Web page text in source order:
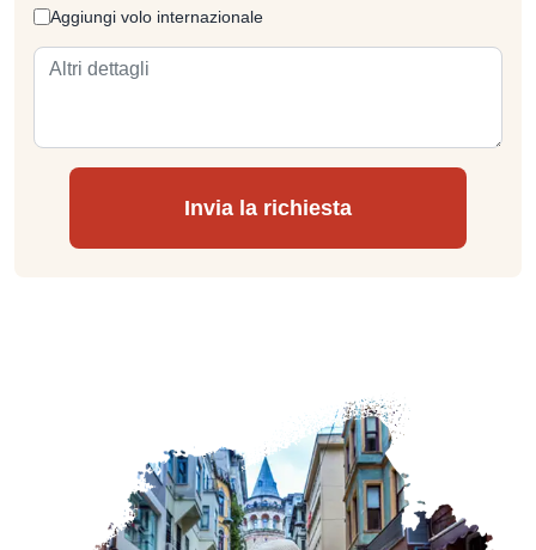
Aggiungi volo internazionale
Invia la richiesta